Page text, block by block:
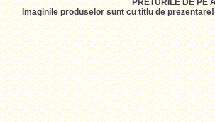
PRETURILE DE PE
Imaginile produselor sunt cu titlu de